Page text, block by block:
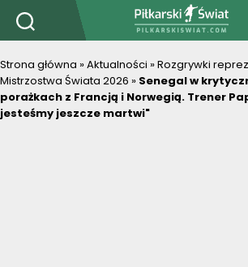
Strona główna »Aktualności »Rozgrywki
Mistrzostwa Świata 2026 » Senegal w
porażkach z Francją i Norwegią. Trener
jesteśmy jeszcze martwi"